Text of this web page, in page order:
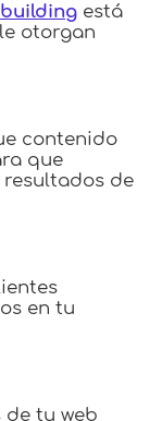
está
otorgan
contenido
que
de
en tu
de tu web